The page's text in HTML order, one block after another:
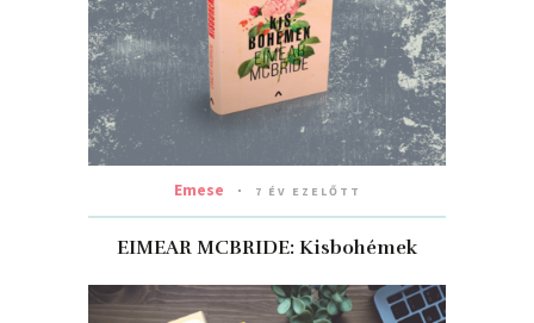
Emese 7 ÉV EZELŐTT
EIMEAR MCBRIDE: Kisbohémek